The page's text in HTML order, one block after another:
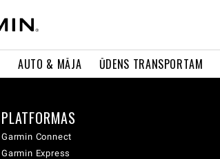
AUTO & MĀJA ŪDENS TRANSPORTAM
PLATFORMAS
Garmin Connect
Garmin Express